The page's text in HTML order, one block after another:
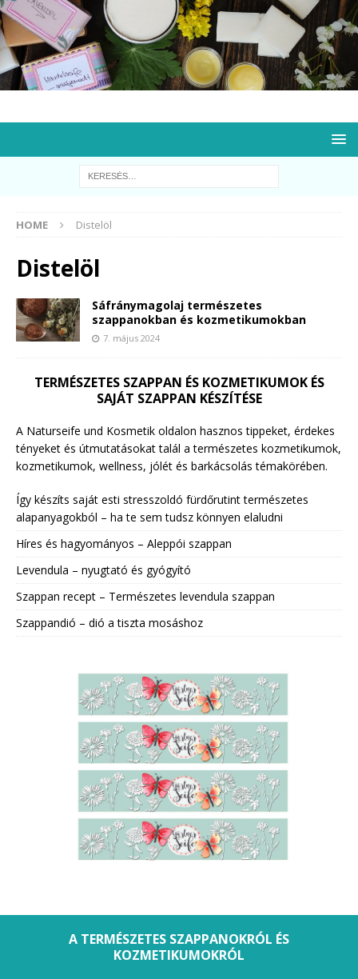
HOME Distelöl
Distelöl
Sáfránymagolaj természetes
szappanokban és kozmetikumokban
7. május 2024
TERMÉSZETES SZAPPAN ÉS KOZMETIKUMOK ÉS
SAJÁT SZAPPAN KÉSZÍTÉSE
A Naturseife und Kosmetik oldalon hasznos tippeket, érdekes
tényeket és útmutatásokat talál a természetes kozmetikumok,
kozmetikumok, wellness, jólét és barkácsolás témakörében.
Így készíts saját esti stresszoldó fürdőrutint természetes
alapanyagokból – ha te sem tudsz könnyen elaludni
Híres és hagyományos – Aleppói szappan
Levendula – nyugtató és gyógyító
Szappan recept – Természetes levendula szappan
Szappandió – dió a tiszta mosáshoz
A TERMÉSZETES SZAPPANOKRÓL ÉS
KOZMETIKUMOKRÓL